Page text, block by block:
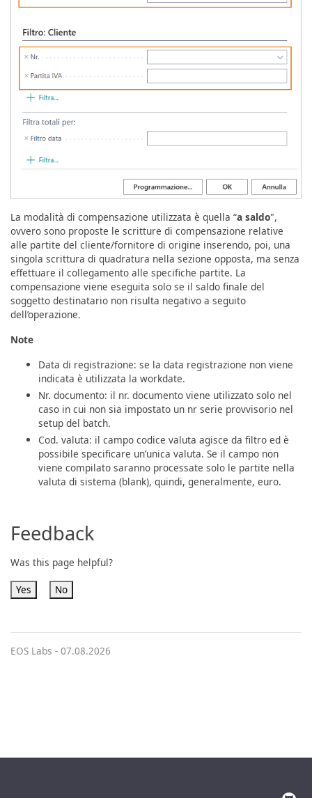
La modalità di compensazione utilizzata è quella “a saldo",
ovvero sono proposte le scritture di compensazione relative
alle partite del cliente/fornitore di origine inserendo, poi, una
singola scrittura di quadratura nella sezione opposta, ma senza
effettuare il collegamento alle specifiche partite. La
compensazione viene eseguita solo se il saldo finale del
soggetto destinatario non risulta negativo a seguito
dell’operazione.
Note
Data di registrazione: se la data registrazione non viene
indicata è utilizzata la workdate.
Nr. documento: il nr. documento viene utilizzato solo nel
caso in cui non sia impostato un nr serie provvisorio nel
setup del batch.
Cod. valuta: il campo codice valuta agisce da filtro ed è
possibile specificare un’unica valuta. Se il campo non
viene compilato saranno processate solo le partite nella
valuta di sistema (blank), quindi, generalmente, euro.
Feedback
Was this page helpful?
Yes No
EOS Labs - 07.08.2026